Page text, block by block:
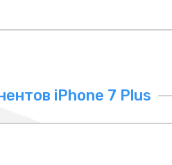
iPhone 7 Plus